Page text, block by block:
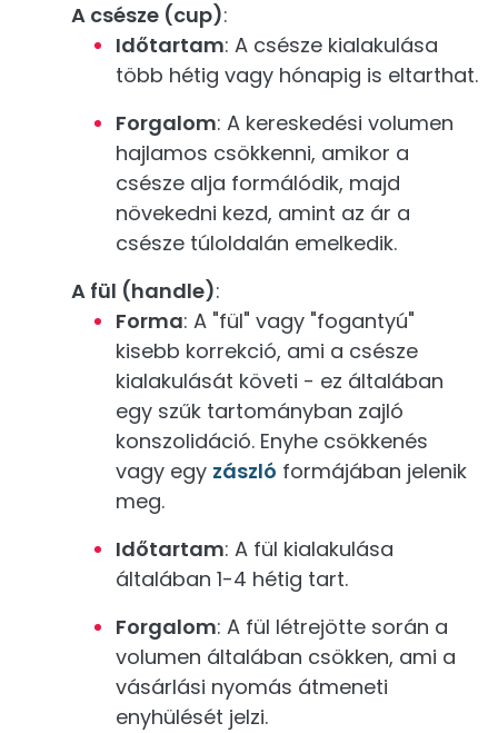
A csésze (cup):
Időtartam: A csésze kialakulása
több hétig vagy hónapig is eltarthat.
Forgalom: A kereskedési volumen
hajlamos csökkenni, amikor a
csésze alja formálódik, majd
növekedni kezd, amint az ár a
csésze túloldalán emelkedik.
A fül (handle):
Forma: A "fül" vagy "fogantyú"
kisebb korrekció, ami a csésze
kialakulását követi - ez általában
egy szűk tartományban zajló
konszolidáció. Enyhe csökkenés
vagy egy zászló formájában jelenik
meg.
Időtartam: A fül kialakulása
általában 1-4 hétig tart.
Forgalom: A fül létrejötte során a
volumen általában csökken, ami a
vásárlási nyomás átmeneti
enyhülését jelzi.